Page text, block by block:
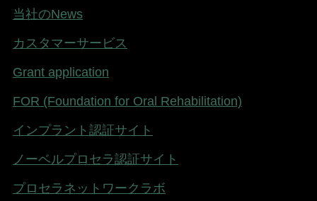
Japan
Footer
Japan
当社のNews
カスタマーサービス
Grant application
FOR (Foundation for Oral Rehabilitation)
インプラント認証サイト
ノーベルプロセラ認証サイト
プロセラネットワークラボ